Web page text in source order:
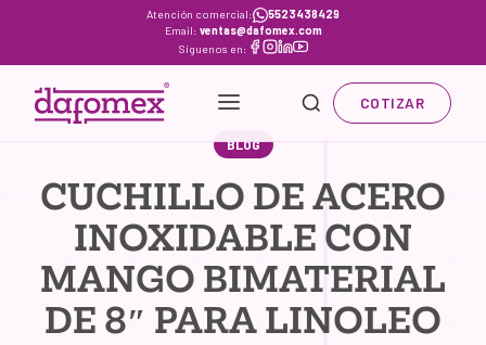
content
Atención comercial:
5523438429
Email: ventas@dafomex.com
Síguenos en:
COTIZAR
BLOG
CUCHILLO DE ACERO
INOXIDABLE CON
MANGO BIMATERIAL
DE 8″ PARA LINOLEO